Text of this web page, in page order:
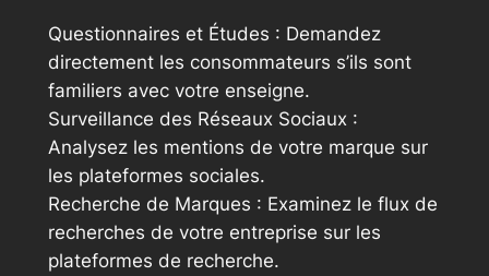
Questionnaires et Études : Demandez
directement les consommateurs s’ils sont
familiers avec votre enseigne.
Surveillance des Réseaux Sociaux :
Analysez les mentions de votre marque sur
les plateformes sociales.
Recherche de Marques : Examinez le flux de
recherches de votre entreprise sur les
plateformes de recherche.